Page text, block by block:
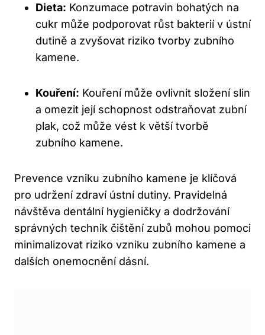
Dieta: Konzumace potravin bohatých na
cukr může podporovat růst bakterií v ústní
dutině a zvyšovat riziko tvorby zubního
kamene.
Kouření: Kouření může ovlivnit složení slin
a omezit její schopnost odstraňovat zubní
plak, což může vést k větší tvorbě
zubního kamene.
Prevence vzniku zubního kamene je klíčová
pro udržení zdraví ústní dutiny. Pravidelná
návštěva dentální hygieničky a dodržování
správných technik čištění zubů mohou pomoci
minimalizovat riziko vzniku zubního kamene a
dalších onemocnění dásní.